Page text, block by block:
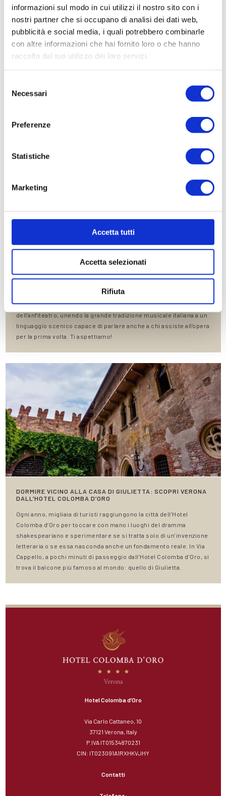
informazioni sul modo in cui utilizzi il nostro sito con i
nostri partner che si occupano di analisi dei dati web,
pubblicità e social media, i quali potrebbero combinarle
con altre informazioni che hai fornito loro o che hanno
raccolto dal tuo utilizzo dei loro servizi.
delNecessari
Preferenze
Statistiche
Marketing
Accetta tutti
Accetta selezionati
Rifiuta
VICINO ALL’HOTEL COLOMBA D’ORO
ininterrottamente attiva più antica del mondo, custode di oltre
NUOVA TRAVIATA VICINO ALL’HOTEL COLOMBA D’ORO
La Traviata che va in scena nel 2026- 2027 in Arena di Verona è
stata concepita per valorizzare le dimensioni monumentali
dell'anfiteatro, unendo la grande tradizione musicale italiana a un
linguaggio scenico capace di parlare anche a chi assiste all'opera
per la prima volta. Ti aspettiamo!
DORMIRE VICINO ALLA CASA DI GIULIETTA: SCOPRI VERONA
DALL’HOTEL COLOMBA D’ORO
Ogni anno, migliaia di turisti raggiungono la città dell’Hotel
Colomba d’Oro per toccare con mano i luoghi del dramma
shakespeariano e sperimentare se si tratta solo di un’invenzione
letteraria o se essa nasconda anche un fondamento reale. In Via
Cappello, a pochi minuti di passeggio dall’Hotel Colomba d’Oro, si
trova il balcone più famoso al mondo: quello di Giulietta.
Storia
Camere
News & Offerte
Hotel Colomba d’Oro
Via Carlo Cattaneo, 10
37121 Verona, Italy
P.IVA IT01534870231
CIN: IT023091A1RXHKVJHY
Contatti